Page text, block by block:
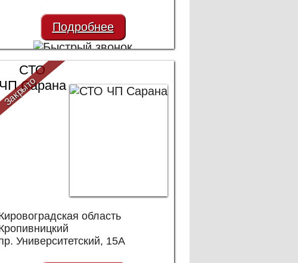
Подробнее
СТО
ЧП Сарана
область
Университетский, 15А
Закрыто